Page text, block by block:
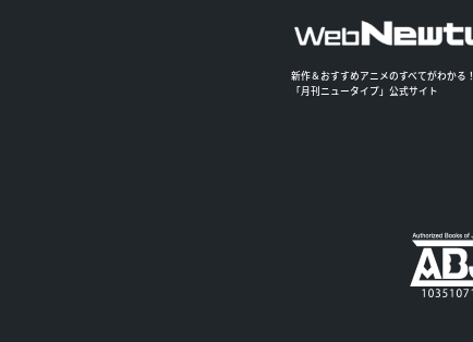
新作＆おすすめアニメのすべてがわかる！
「月刊ニュータイプ」公式サイト